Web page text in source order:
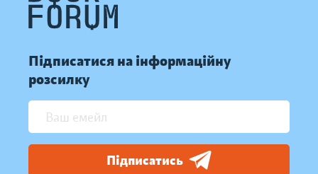
Підписатися на інформаційну
розсилку
Підписатись